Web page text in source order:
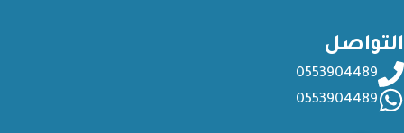
التواصل
0553904489
0553904489